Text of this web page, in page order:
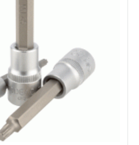
со вставкой Torx® 1/2"
1.52€ до 3.78€
варианты